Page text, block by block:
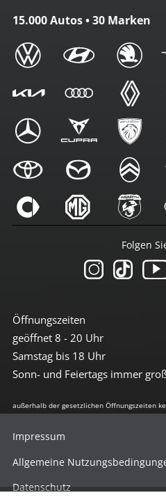
15.000 Autos • 30 Marken
Öffnungszeiten
geöffnet 8 - 20 Uhr
Samstag bis 18 Uhr
Sonn- und Feiertags immer
Folgen
außerhalb der gesetzlichen Öffnungszeiten
Impressum
Allgemeine
Datenschutz